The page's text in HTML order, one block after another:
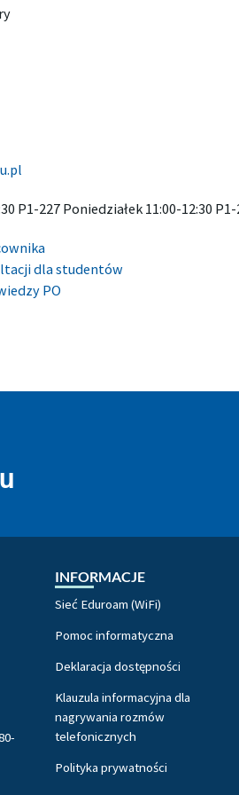
P1-227 Poniedziałek 11:00-12:30
dla studentów
PO
INFORMACJE
Sieć Eduroam (WiFi)
Pomoc informatyczna
Deklaracja dostępności
Klauzula informacyjna dla
nagrywania rozmów
telefonicznych
Polityka prywatności